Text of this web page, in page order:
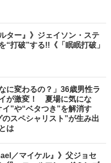
ター』》ジェイソン・ステ
“打破”する!!《「眠眠打破」
に変わるの？」36歳男性ラ
が激変！ 夏場に気にな
イ”や“ベタつき”を解消す
のスペシャリスト”が生み出
は
／マイケル』》父ジョセ